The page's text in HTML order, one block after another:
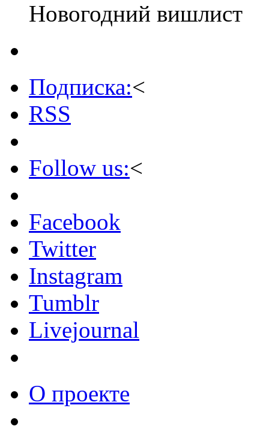
Новогодний вишлист
Подписка:<
RSS
Follow us:<
Facebook
Twitter
Instagram
Tumblr
Livejournal
О проекте